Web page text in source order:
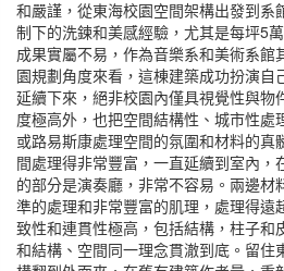
和嚴謹，從東海校園空間架構出發到系
制下的洗鍊和美感經驗，尤其是每坪5
成果實屬不易，作為音樂系和美術系館
園規劃角度來看，這棟建築成功扮演自
延續下來，絕非校園內僅具視覺性與物
度極高外，也把空間結構性、城市性處
或路易斯康處理空間的氛圍和材料的真
間處理得非常豐富，一直延續到室內，
的部分是演奏廳，非常不容易。兩邊材
準的處理和非常豐富的肌理，處理得遠
致性和連貫性極高，包括結構，柱子和
和結構、空間同一理念貫澈到底。留住